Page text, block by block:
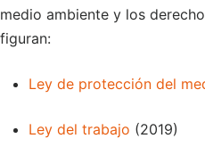
medio ambiente y los
figuran:
Ley de protección del
Ley del trabajo (2019)